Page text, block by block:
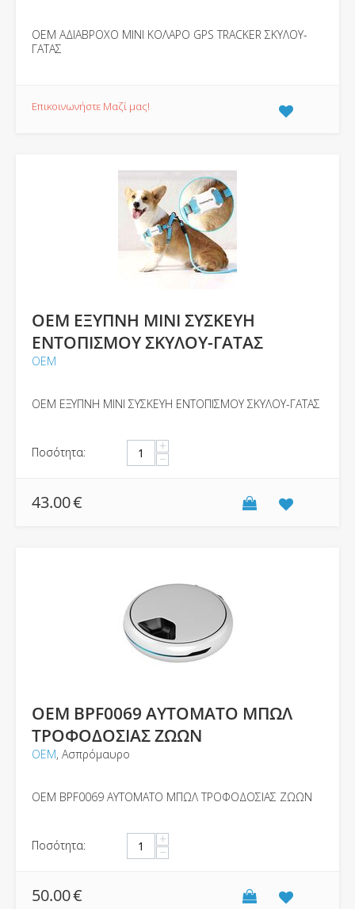
ΟΕΜ ΑΔΙΑΒΡΟΧΟ ΜΙΝΙ ΚΟΛΑΡΟ GPS TRACKER ΣΚΥΛΟΥ-
ΓΑΤΑΣ
Επικοινωνήστε Μαζί μας!
OEM ΕΞΥΠΝΗ MINI ΣΥΣΚΕΥΗ
ΕΝΤΟΠΙΣΜΟΥ ΣΚΥΛΟΥ-ΓΑΤΑΣ
ΟΕΜ
OEM ΕΞΥΠΝΗ MINI ΣΥΣΚΕΥΗ ΕΝΤΟΠΙΣΜΟΥ ΣΚΥΛΟΥ-ΓΑΤΑΣ
Ποσότητα: +
−
43.00€
ΟΕΜ BPF0069 ΑΥΤΟΜΑΤΟ ΜΠΩΛ
ΤΡΟΦΟΔΟΣΙΑΣ ΖΩΩΝ
ΟΕΜ, Ασπρόμαυρο
ΟΕΜ BPF0069 ΑΥΤΟΜΑΤΟ ΜΠΩΛ ΤΡΟΦΟΔΟΣΙΑΣ ΖΩΩΝ
Ποσότητα: +
−
50.00€